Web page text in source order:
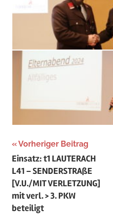
Vorheriger Beitrag
Einsatz: t1 LAUTERACH
L41 – SENDERSTRAßE
[V.U./MIT VERLETZUNG]
mit verl. > 3. PKW
beteiligt